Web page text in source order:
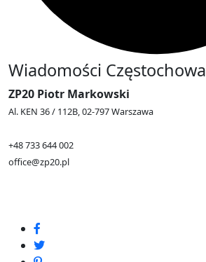
Wiadomości Częstochowa
ZP20 Piotr Markowski
Al. KEN 36 / 112B, 02-797 Warszawa
+48 733 644 002
office@zp20.pl